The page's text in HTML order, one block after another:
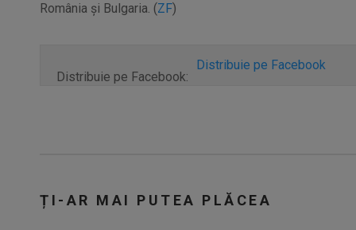
România şi Bulgaria. (ZF)
Distribuie pe Facebook:
Distribuie pe Facebook
ȚI-AR MAI PUTEA PLĂCEA